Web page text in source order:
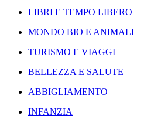
LIBRI E TEMPO LIBERO
MONDO BIO E ANIMALI
TURISMO E VIAGGI
BELLEZZA E SALUTE
ABBIGLIAMENTO
INFANZIA